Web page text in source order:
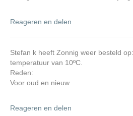
i
Reageren en delen
Stefan k heeft Zonnig weer besteld
temperatuur van 10ºC.
Reden:
Voor oud en nieuw
Reageren en delen